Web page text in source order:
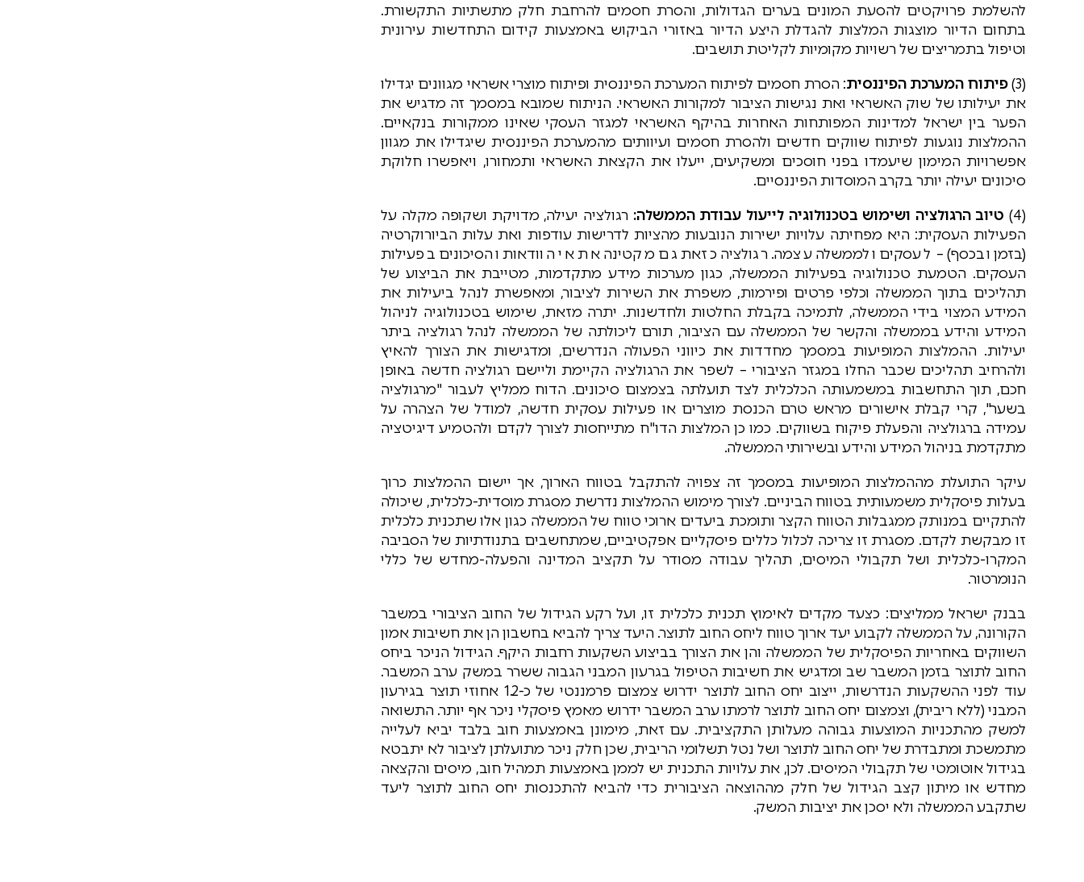
להשלמת פרויקטים להסעת המונים בערים הגדולות, והסרת חסמים להרחבת חלק מתשתיות התקשורת.
בתחום הדיור מוצגות המלצות להגדלת היצע הדיור באזורי הביקוש באמצעות קידום התחדשות עירונית
וטיפול בתמריצים של רשויות מקומיות לקליטת תושבים.
(3) פיתוח המערכת הפיננסית: הסרת חסמים לפיתוח המערכת הפיננסית ופיתוח מוצרי אשראי מגוונים יגדילו
את יעילותו של שוק האשראי ואת נגישות הציבור למקורות האשראי. הניתוח שמובא במסמך זה מדגיש את
הפער בין ישראל למדינות המפותחות האחרות בהיקף האשראי למגזר העסקי שאינו ממקורות בנקאיים.
ההמלצות נוגעות לפיתוח שווקים חדשים ולהסרת חסמים ועיוותים מהמערכת הפיננסית שיגדילו את מגוון
אפשרויות המימון שיעמדו בפני חוסכים ומשקיעים, ייעלו את הקצאת האשראי ותמחורו, ויאפשרו חלוקת
סיכונים יעילה יותר בקרב המוסדות הפיננסיים.
(4) טיוב הרגולציה ושימוש בטכנולוגיה לייעול עבודת הממשלה: רגולציה יעילה, מדויקת ושקופה מקלה על
הפעילות העסקית: היא מפחיתה עלויות ישירות הנובעות מהציות לדרישות עודפות ואת עלות הביורוקרטיה
(בזמן ובכסף) – לעסקים ולממשלה עצמה. רגולציה כזאת גם מקטינה את אי הוודאות והסיכונים בפעילות
העסקים. הטמעת טכנולוגיה בפעילות הממשלה, כגון מערכות מידע מתקדמות, מטייבת את הביצוע של
תהליכים בתוך הממשלה וכלפי פרטים ופירמות, משפרת את השירות לציבור, ומאפשרת לנהל ביעילות את
המידע המצוי בידי הממשלה, לתמיכה בקבלת החלטות ולחדשנות. יתרה מזאת, שימוש בטכנולוגיה לניהול
המידע והידע בממשלה והקשר של הממשלה עם הציבור, תורם ליכולתה של הממשלה לנהל רגולציה ביתר
יעילות. ההמלצות המופיעות במסמך מחדדות את כיווני הפעולה הנדרשים, ומדגישות את הצורך להאיץ
ולהרחיב תהליכים שכבר החלו במגזר הציבורי – לשפר את הרגולציה הקיימת וליישם רגולציה חדשה באופן
חכם, תוך התחשבות במשמעותה הכלכלית לצד תועלתה בצמצום סיכונים. הדוח ממליץ לעבור "מרגולציה
בשער", קרי קבלת אישורים מראש טרם הכנסת מוצרים או פעילות עסקית חדשה, למודל של הצהרה על
עמידה ברגולציה והפעלת פיקוח בשווקים. כמו כן המלצות הדו"ח מתייחסות לצורך לקדם ולהטמיע דיגיטציה
מתקדמת בניהול המידע והידע ובשירותי הממשלה.
עיקר התועלת מההמלצות המופיעות במסמך זה צפויה להתקבל בטווח הארוך, אך יישום ההמלצות כרוך
בעלות פיסקלית משמעותית בטווח הביניים. לצורך מימוש ההמלצות נדרשת מסגרת מוסדית-כלכלית, שיכולה
להתקיים במנותק ממגבלות הטווח הקצר ותומכת ביעדים ארוכי טווח של הממשלה כגון אלו שתכנית כלכלית
זו מבקשת לקדם. מסגרת זו צריכה לכלול כללים פיסקליים אפקטיביים, שמתחשבים בתנודתיות של הסביבה
המקרו-כלכלית ושל תקבולי המיסים, תהליך עבודה מסודר על תקציב המדינה והפעלה-מחדש של כללי
הנומרטור.
בבנק ישראל ממליצים: כצעד מקדים לאימוץ תכנית כלכלית זו, ועל רקע הגידול של החוב הציבורי במשבר
הקורונה, על הממשלה לקבוע יעד ארוך טווח ליחס החוב לתוצר. היעד צריך להביא בחשבון הן את חשיבות אמון
השווקים באחריות הפיסקלית של הממשלה והן את הצורך בביצוע השקעות רחבות היקף. הגידול הניכר ביחס
החוב לתוצר בזמן המשבר שב ומדגיש את חשיבות הטיפול בגרעון המבני הגבוה ששרר במשק ערב המשבר.
עוד לפני ההשקעות הנדרשות, ייצוב יחס החוב לתוצר ידרוש צמצום פרמננטי של כ-1.2 אחוזי תוצר בגירעון
המבני (ללא ריבית), וצמצום יחס החוב לתוצר לרמתו ערב המשבר ידרוש מאמץ פיסקלי ניכר אף יותר. התשואה
למשק מהתכניות המוצעות גבוהה מעלותן התקציבית. עם זאת, מימונן באמצעות חוב בלבד יביא לעלייה
מתמשכת ומתבדרת של יחס החוב לתוצר ושל נטל תשלומי הריבית, שכן חלק ניכר מתועלתן לציבור לא יתבטא
בגידול אוטומטי של תקבולי המיסים. לכן, את עלויות התכנית יש לממן באמצעות תמהיל חוב, מיסים והקצאה
מחדש או מיתון קצב הגידול של חלק מההוצאה הציבורית כדי להביא להתכנסות יחס החוב לתוצר ליעד
שתקבע הממשלה ולא יסכן את יציבות המשק.